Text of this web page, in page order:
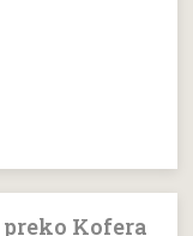
Kofera